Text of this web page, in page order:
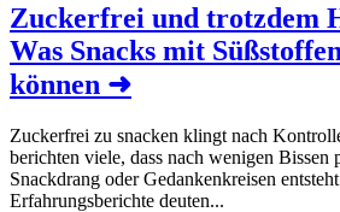
Zuckerfrei und trotzdem
Was Snacks mit
können ➜
Zuckerfrei zu snacken klingt nach
berichten viele, dass nach wenigen Bissen
Snackdrang oder Gedankenkreisen
Erfahrungsberichte deuten...